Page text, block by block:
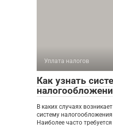
Уплата налогов
Как узнать
В каких случаях
систему
Наиболее часто требуется